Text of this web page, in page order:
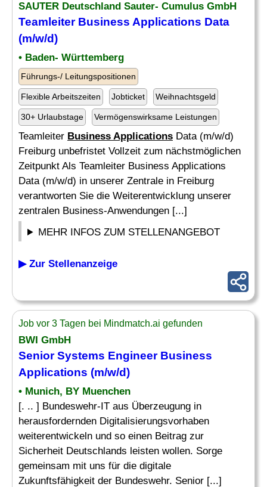
SAUTER Deutschland Sauter- Cumulus GmbH
Teamleiter Business Applications Data
(m/w/d)
• Baden- Württemberg
Führungs-/ Leitungspositionen
Flexible Arbeitszeiten Jobticket Weihnachtsgeld
30+ Urlaubstage Vermögenswirksame Leistungen
Teamleiter Business Applications Data (m/w/d)
Freiburg unbefristet Vollzeit zum nächstmöglichen
Zeitpunkt Als Teamleiter Business Applications
Data (m/w/d) in unserer Zentrale in Freiburg
verantworten Sie die Weiterentwicklung unserer
zentralen Business-Anwendungen [...]
MEHR INFOS ZUM STELLENANGEBOT
▶ Zur Stellenanzeige
Job vor 3 Tagen bei Mindmatch.ai gefunden
BWI GmbH
Senior Systems Engineer Business
Applications (m/w/d)
• Munich, BY Muenchen
[. .. ] Bundeswehr-IT aus Überzeugung in
herausfordernden Digitalisierungsvorhaben
weiterentwickeln und so einen Beitrag zur
Sicherheit Deutschlands leisten wollen. Sorge
gemeinsam mit uns für die digitale
Zukunftsfähigkeit der Bundeswehr. Senior [...]